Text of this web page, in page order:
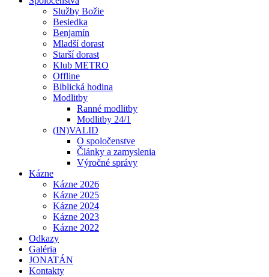
Služby Božie
Besiedka
Benjamín
Mladší dorast
Starší dorast
Klub METRO
Offline
Biblická hodina
Modlitby
Ranné modlitby
Modlitby 24/1
(IN)VALID
O spoločenstve
Články a zamyslenia
Výročné správy
Kázne
Kázne 2026
Kázne 2025
Kázne 2024
Kázne 2023
Kázne 2022
Odkazy
Galéria
JONATÁN
Kontakty